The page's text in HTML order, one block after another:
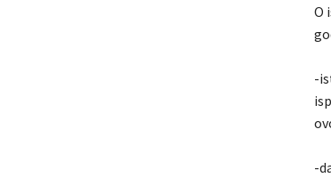
O
-
-